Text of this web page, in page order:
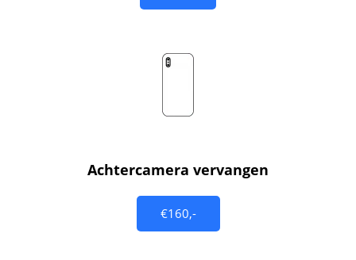
Achtercamera vervangen
€160,-